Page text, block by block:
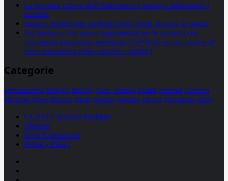
La proteina chiave dell’Alzheimer si propaga utilizzando i
neuroni
Statine: inutilmente attribuiti molti effetti avversi, lo studio
Un farmaco, due nuove opportunità per le pazienti con
carcinoma mammario metastatico hr+/her2- e con tumore al
seno metastatico triplo negativo (mtnbc)
Categorie
alimentazione biologia Biology Com. Stampa Epatiti featured Genetica
Medicina News Ricerca Salute Science Scienza vaccini Veterinaria video
CCSVI e Sclerosi Multipla
Sitemap
Invia Comunicati
Privacy Policy